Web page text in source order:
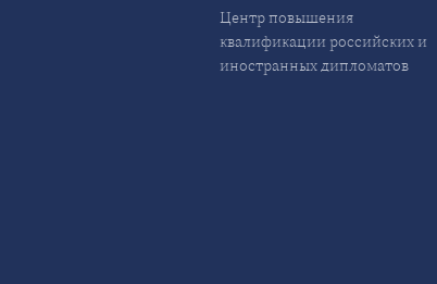
Центр повышения
квалификации российских и
иностранных дипломатов